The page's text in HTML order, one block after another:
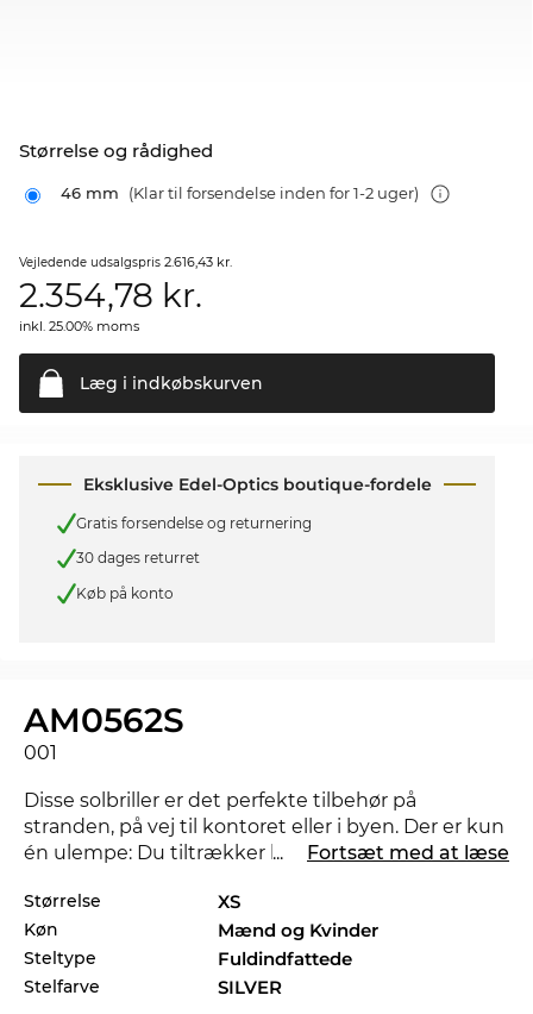
Størrelse og rådighed
46 mm (Klar til forsendelse inden for 1-2 uger)
Vejledende udsalgspris 2.616,43 kr.
2.354,78 kr.
inkl. 25.00% moms
Læg i indkøbskurven
Eksklusive Edel-Optics boutique-fordele
Gratis forsendelse og returnering
30 dages returret
Køb på konto
AM0562S
001
Disse solbriller er det perfekte tilbehør på
stranden, på vej til kontoret eller i byen. Der er kun
én ulempe: Du tiltrækker helt sikkert et par
ville matche bedre med dit foretrukne outfit, så
tjek også de andre styles af AM0562S i vores
sortiment fra 2025, og 2026 fraAlexander
McQueen
... Fortsæt med at læse
Størrelse XS
Køn Mænd og Kvinder
Steltype Fuldindfattede
Stelfarve SILVER